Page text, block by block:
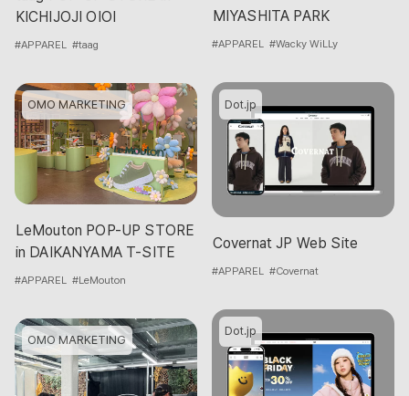
KICHIJOJI OIOI
#APPAREL #taag
LeMouton POP-UP STORE
in DAIKANYAMA T-SITE
OMO MARKETING
#APPAREL #LeMouton
OMO MARKETING
MIYASHITA PARK
#APPAREL #Wacky WiLLy
Covernat JP Web Site
Dot.jp
#APPAREL #Covernat
Dot.jp